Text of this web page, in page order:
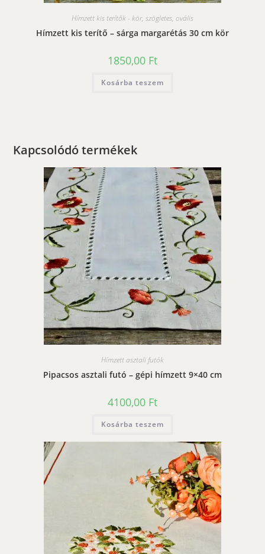
Hímzett kis terítők - kör, szögletes, ovális
Hímzett kis terítő – sárga margarétás 30 cm kör
1850,00 Ft
Kosárba teszem
Kapcsolódó termékek
Hímzett asztali futók
Pipacsos asztali futó – gépi hímzett 9×40 cm
4100,00 Ft
Kosárba teszem